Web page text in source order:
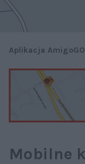
Aplikacja AmigoGO
Mobilne